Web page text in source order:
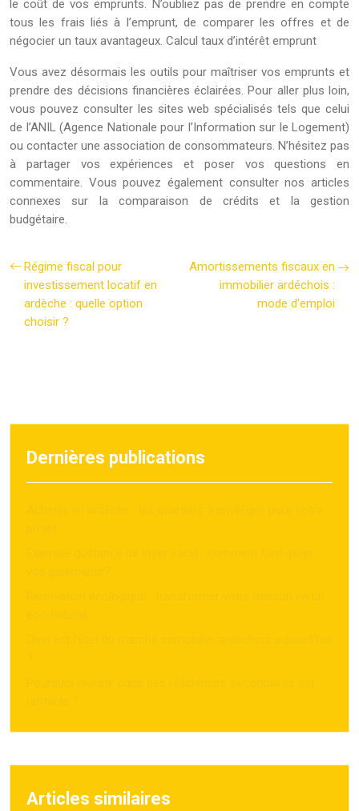
le coût de vos emprunts. N’oubliez pas de prendre en compte
tous les frais liés à l’emprunt, de comparer les offres et de
négocier un taux avantageux. Calcul taux d’intérêt emprunt
Vous avez désormais les outils pour maîtriser vos emprunts et
prendre des décisions financières éclairées. Pour aller plus loin,
vous pouvez consulter les sites web spécialisés tels que celui
de l’ANIL (Agence Nationale pour l’Information sur le Logement)
ou contacter une association de consommateurs. N’hésitez pas
à partager vos expériences et poser vos questions en
commentaire. Vous pouvez également consulter nos articles
connexes sur la comparaison de crédits et la gestion
budgétaire.
Régime fiscal pour
investissement locatif en
ardèche : quelle option
choisir ?
Amortissements fiscaux en
immobilier ardéchois :
mode d’emploi
Dernières publications
Articles similaires